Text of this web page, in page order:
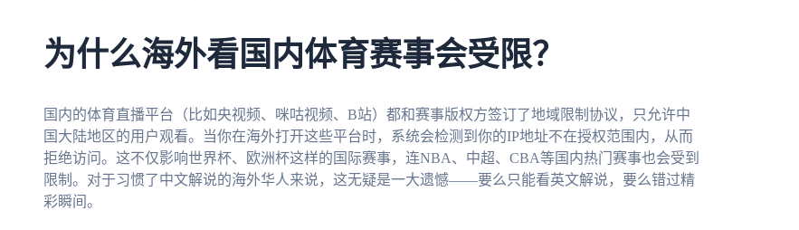
为什么海外看国内体育赛事会受限？
国内的体育直播平台（比如央视频、咪咕视频、B站）都和赛事版权方签订了地域限制协议，只允许中
国大陆地区的用户观看。当你在海外打开这些平台时，系统会检测到你的IP地址不在授权范围内，从而
拒绝访问。这不仅影响世界杯、欧洲杯这样的国际赛事，连NBA、中超、CBA等国内热门赛事也会受到
限制。对于习惯了中文解说的海外华人来说，这无疑是一大遗憾——要么只能看英文解说，要么错过精
彩瞬间。